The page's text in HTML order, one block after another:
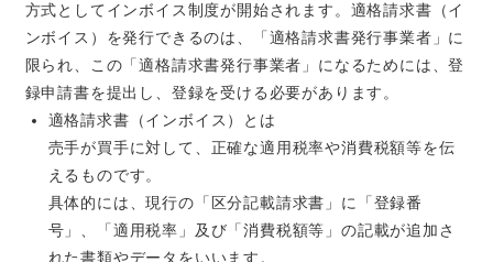
方式としてインボイス制度が開始されます。適格請求書（イ
ンボイス）を発行できるのは、「適格請求書発行事業者」に
限られ、この「適格請求書発行事業者」になるためには、登
録申請書を提出し、登録を受ける必要があります。
適格請求書（インボイス）とは
売手が買手に対して、正確な適用税率や消費税額等を伝
えるものです。
具体的には、現行の「区分記載請求書」に「登録番
号」、「適用税率」及び「消費税額等」の記載が追加さ
れた書類やデータをいいます。